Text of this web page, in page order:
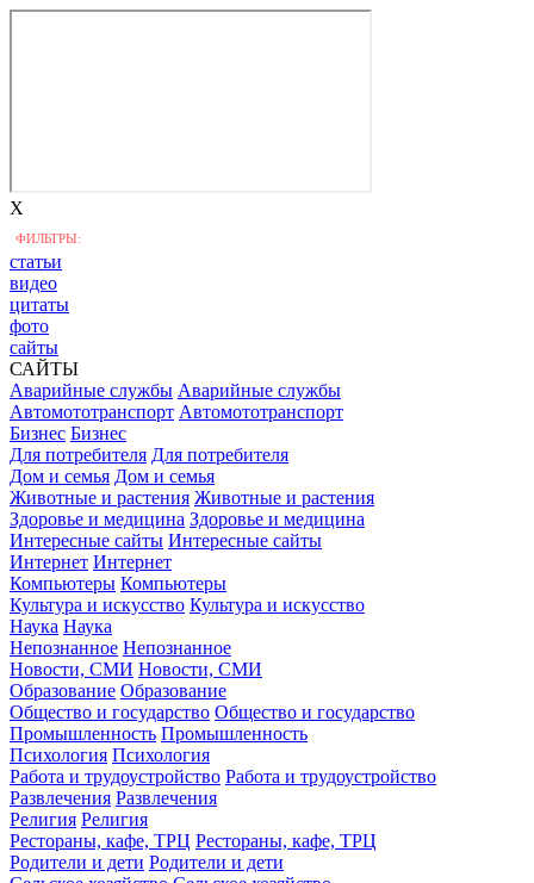
X
ФИЛЬТРЫ:
статьи
видео
цитаты
фото
сайты
САЙТЫ
Аварийные службы Аварийные службы
Автомототранспорт Автомототранспорт
Бизнес Бизнес
Для потребителя Для потребителя
Дом и семья Дом и семья
Животные и растения Животные и растения
Здоровье и медицина Здоровье и медицина
Интересные сайты Интересные сайты
Интернет Интернет
Компьютеры Компьютеры
Культура и искусство Культура и искусство
Наука Наука
Непознанное Непознанное
Новости, СМИ Новости, СМИ
Образование Образование
Общество и государство Общество и государство
Промышленность Промышленность
Психология Психология
Работа и трудоустройство Работа и трудоустройство
Развлечения Развлечения
Религия Религия
Рестораны, кафе, ТРЦ Рестораны, кафе, ТРЦ
Родители и дети Родители и дети